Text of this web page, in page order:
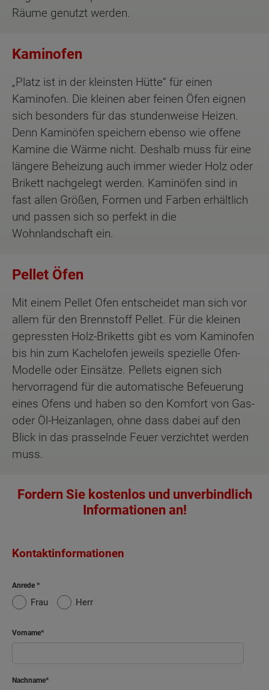
Räume genutzt werden.
Kaminofen
„Platz ist in der kleinsten Hütte“ für einen
Kaminofen. Die kleinen aber feinen Öfen eignen
sich besonders für das stundenweise Heizen.
Denn Kaminöfen speichern ebenso wie offene
Kamine die Wärme nicht. Deshalb muss für eine
längere Beheizung auch immer wieder Holz oder
Brikett nachgelegt werden. Kaminöfen sind in
fast allen Größen, Formen und Farben erhältlich
und passen sich so perfekt in die
Wohnlandschaft ein.
Pellet Öfen
Mit einem Pellet Ofen entscheidet man sich vor
allem für den Brennstoff Pellet. Für die kleinen
gepressten Holz-Briketts gibt es vom Kaminofen
bis hin zum Kachelofen jeweils spezielle Ofen-
Modelle oder Einsätze. Pellets eignen sich
hervorragend für die automatische Befeuerung
eines Ofens und haben so den Komfort von Gas-
oder Öl-Heizanlagen, ohne dass dabei auf den
Blick in das prasselnde Feuer verzichtet werden
muss.
Fordern Sie kostenlos und unverbindlich
Informationen an!
Kontaktinformationen
Anrede
Frau Herr
Vorname
Nachname